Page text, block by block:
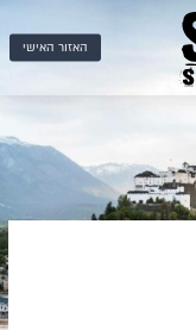
האזור האישי